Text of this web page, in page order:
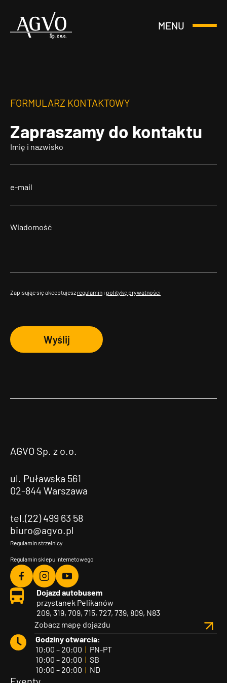
Header
MENU
Otwórz
FORMULARZ KONTAKTOWY
Zapraszamy do kontaktu
Zapisując się akceptujesz regulamin i politykę prywatności
Wyślij
AGVO Sp. z o.o.
ul. Puławska 561
02-844 Warszawa
tel.(22) 499 63 58
biuro@agvo.pl
Regulamin strzelnicy
Regulamin sklepu internetowego
Agvo
Facebook
Agvo
Instagram
Agvo
YouTube
Dojazd autobusem
przystanek Pelikanów
209, 319, 709, 715, 727, 739, 809, N83
Zobacz mapę dojazdu
Godziny otwarcia:
10:00 – 20:00 | PN-PT
10:00 – 20:00 | SB
10:00 – 20:00 | ND